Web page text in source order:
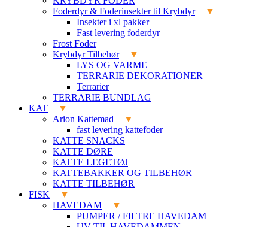
Foderdyr & Foderinsekter til Krybdyr
Insekter i xl pakker
Fast levering foderdyr
Frost Foder
Krybdyr Tilbehør
LYS OG VARME
TERRARIE DEKORATIONER
Terrarier
TERRARIE BUNDLAG
KAT
Arion Kattemad
fast levering kattefoder
KATTE SNACKS
KATTE DØRE
KATTE LEGETØJ
KATTEBAKKER OG TILBEHØR
KATTE TILBEHØR
FISK
HAVEDAM
PUMPER / FILTRE HAVEDAM